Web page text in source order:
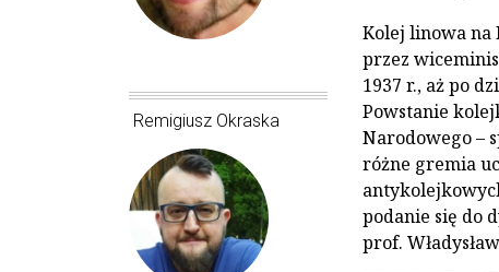
Remigiusz Okraska
Kolej linowa na
przez
1937 r., aż po
Powstanie
Narodowego –
różne gremia
podanie się do
prof.